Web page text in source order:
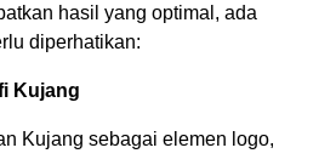
hasil yang optimal, ada
diperhatikan:
Kujang
Kujang sebagai elemen logo,